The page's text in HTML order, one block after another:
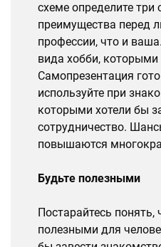
схеме определите три
преимущества перед
профессии, что и
вида хобби, которыми
Самопрезентация
используйте при
которыми хотели бы
сотрудничество.
повышаются
Будьте полезными
Постарайтесь
полезными для